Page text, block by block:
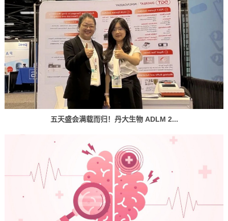
五天盛会满载而归！丹大生物 ADLM 2...